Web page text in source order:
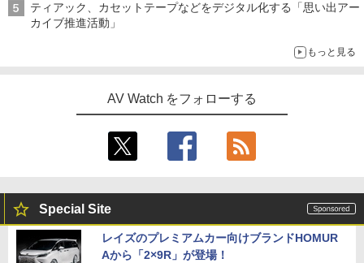
ティアック、カセットテープなどをデジタル化する「思い出アー
カイブ推進活動」
もっと見る
AV Watch をフォローする
Special Site
レイズのプレミアムカー向けブランドHOMUR
Aから「2×9R」が登場！